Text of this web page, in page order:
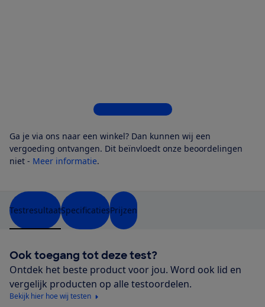
Bekijk alle 7 winkels
Ga je via ons naar een winkel? Dan kunnen wij een
vergoeding ontvangen. Dit beïnvloedt onze beoordelingen
niet - Meer informatie.
TestresultaatSpecificatiesPrijzen
Ook toegang tot deze test?
Ontdek het beste product voor jou. Word ook lid en
vergelijk producten op alle testoordelen.
Bekijk hier hoe wij testen